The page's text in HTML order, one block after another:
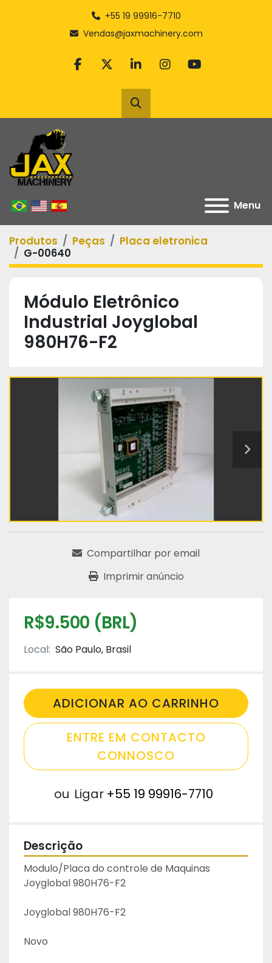
+55 19 99916-7710
Vendas@jaxmachinery.com
facebook
twitterlinkedininstagram
youtube
Pesquisar
Menu
Produtos Peças
Placa eletronica
G-00640
Módulo Eletrônico
Industrial Joyglobal
980H76-F2
Compartilhar por email
Imprimir anúncio
R$9.500 (BRL)
Local: São Paulo, Brasil
ADICIONAR AO CARRINHO
ENTRE EM CONTACTO
CONNOSCO
ou Ligar +55 19 99916-7710
Descrição
Modulo/Placa do controle de Maquinas
Joyglobal 980H76-F2
Joyglobal 980H76-F2
Novo